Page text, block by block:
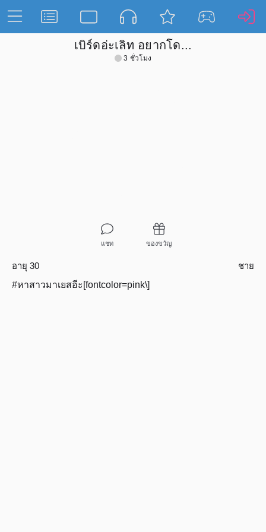
เบิร์ดอ่ะเลิท อยากโด...
3 ชั่วโมง
แชท ของขวัญ
อายุ 30
ชาย
#หาสาวมาเยสอีะ[fontcolor=pink\]